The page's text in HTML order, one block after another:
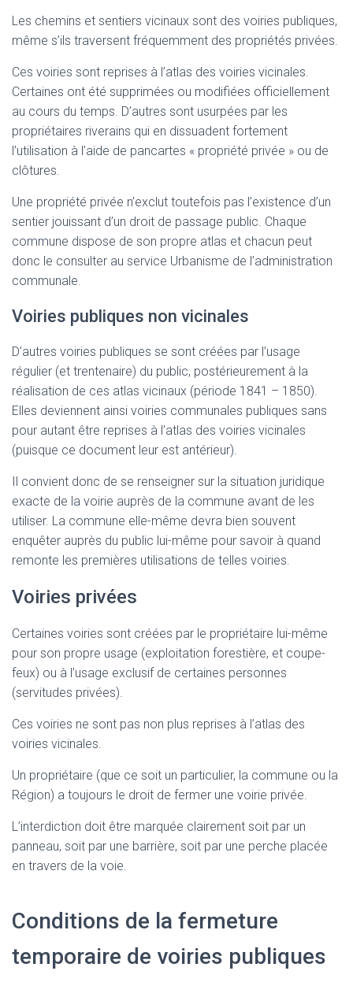
Les chemins et sentiers vicinaux sont des voiries publiques,
même s’ils traversent fréquemment des propriétés privées.
Ces voiries sont reprises à l’atlas des voiries vicinales.
Certaines ont été supprimées ou modifiées officiellement
au cours du temps. D’autres sont usurpées par les
propriétaires riverains qui en dissuadent fortement
l’utilisation à l’aide de pancartes « propriété privée » ou de
clôtures.
Une propriété privée n’exclut toutefois pas l’existence d’un
sentier jouissant d’un droit de passage public. Chaque
commune dispose de son propre atlas et chacun peut
donc le consulter au service Urbanisme de l’administration
communale.
Voiries publiques non vicinales
D’autres voiries publiques se sont créées par l’usage
régulier (et trentenaire) du public, postérieurement à la
réalisation de ces atlas vicinaux (période 1841 – 1850).
Elles deviennent ainsi voiries communales publiques sans
pour autant être reprises à l’atlas des voiries vicinales
(puisque ce document leur est antérieur).
Il convient donc de se renseigner sur la situation juridique
exacte de la voirie auprès de la commune avant de les
utiliser. La commune elle-même devra bien souvent
enquêter auprès du public lui-même pour savoir à quand
remonte les premières utilisations de telles voiries.
Voiries privées
Certaines voiries sont créées par le propriétaire lui-même
pour son propre usage (exploitation forestière, et coupe-
feux) ou à l’usage exclusif de certaines personnes
(servitudes privées).
Ces voiries ne sont pas non plus reprises à l’atlas des
voiries vicinales.
Un propriétaire (que ce soit un particulier, la commune ou la
Région) a toujours le droit de fermer une voirie privée.
L’interdiction doit être marquée clairement soit par un
panneau, soit par une barrière, soit par une perche placée
en travers de la voie.
Conditions de la fermeture
temporaire de voiries publiques